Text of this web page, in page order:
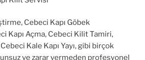
Cebeci Kapı Göbek
Kapı Açma, Cebeci Kilit Tamiri,
Cebeci Kale Kapı Yayı, gibi birçok
ve zarar vermeden profesyonel